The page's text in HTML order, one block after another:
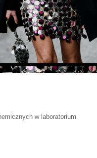
w laboratorium